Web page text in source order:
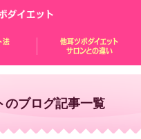
のブログ記事一覧